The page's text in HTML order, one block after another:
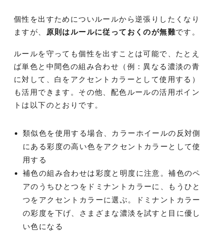
個性を出すためについルールから逆張りしたくなり
ますが、
原則はルールに従っておくのが無難です。
ルールを守っても個性を出すことは可能で、たとえ
ば単色と中間色の組み合わせ（例：異なる濃淡の青
に対して、白をアクセントカラーとして使用する）
も活用できます。その他、配色ルールの活用ポイン
トは以下のとおりです。
類似色を使用する場合、カラーホイールの反対側
にある彩度の高い色をアクセントカラーとして使
用する
補色の組み合わせは彩度と明度に注意。補色のペ
アのうちひとつをドミナントカラーに、もうひと
つをアクセントカラーに選ぶ。ドミナントカラー
の彩度を下げ、さまざまな濃淡を試すと目に優し
い色になる